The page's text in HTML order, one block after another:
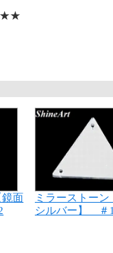
面
ミラーストー
シルバー】 ＃